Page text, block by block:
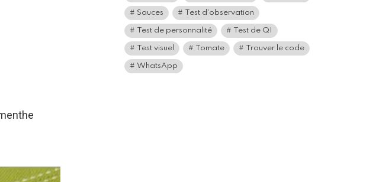
Sauces Test d'observation
Test de personnalité Test de QI
Test visuel Tomate Trouver le code
WhatsApp